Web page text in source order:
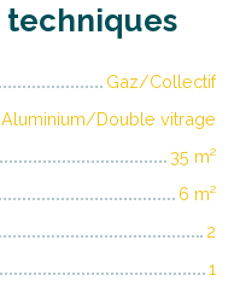
techniques
Gaz/Collectif
Aluminium/Double vitrage
35 m²
6 m²
2
1